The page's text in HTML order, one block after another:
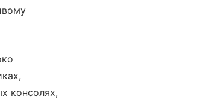
консолях,